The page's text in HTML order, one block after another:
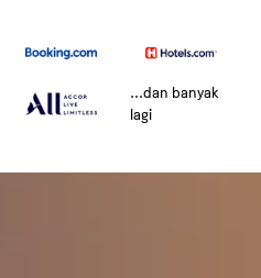
...dan banyak
lagi